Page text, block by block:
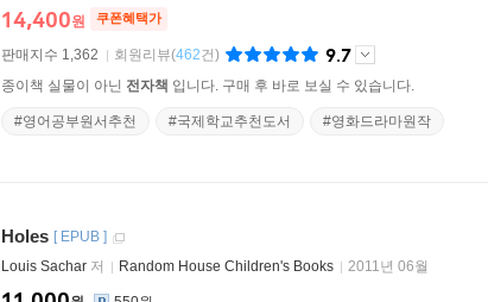
14,400원 쿠폰혜택가
판매지수 1,362 회원리뷰(462건) 9.7
종이책 실물이 아닌 전자책 입니다. 구매 후 바로 보실 수 있습니다.
#영어공부원서추천 #국제학교추천도서 #영화드라마원작
Holes [ EPUB ]
Louis Sachar 저 Random House Children's Books 2011년 06월